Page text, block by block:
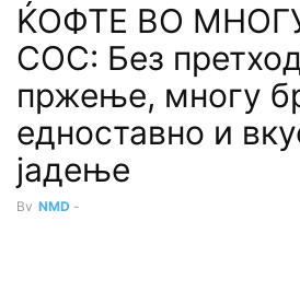
ЌОФТЕ ВО
СОС: Без
пржење, многу
едноставно и
јадење
By NMD -